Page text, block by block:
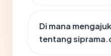
Di mana
tentang